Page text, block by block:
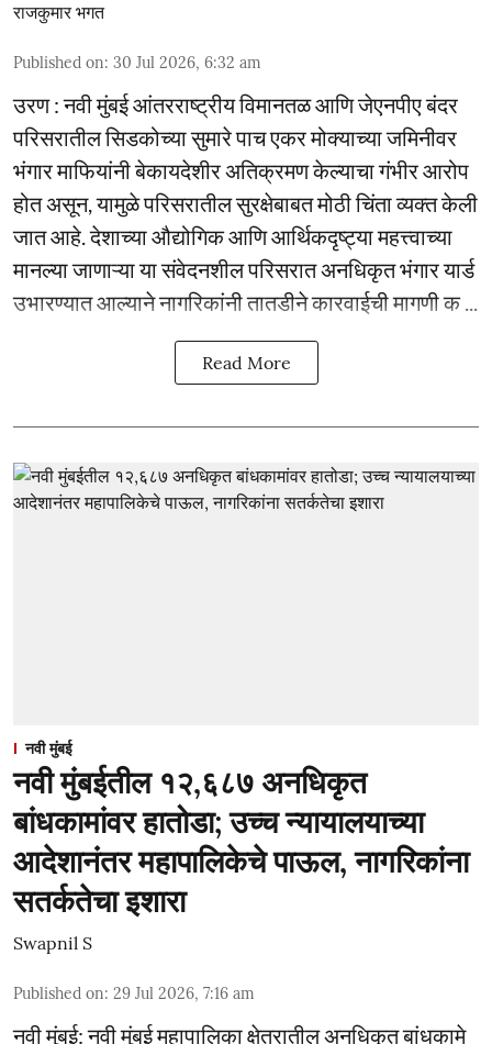
राजकुमार भगत
Published on: 30 Jul 2026, 6:32 am
उरण : नवी मुंबई आंतरराष्ट्रीय विमानतळ आणि जेएनपीए बंदर
परिसरातील सिडकोच्या सुमारे पाच एकर मोक्याच्या जमिनीवर
भंगार माफियांनी बेकायदेशीर अतिक्रमण केल्याचा गंभीर आरोप
होत असून, यामुळे परिसरातील सुरक्षेबाबत मोठी चिंता व्यक्त केली
जात आहे. देशाच्या औद्योगिक आणि आर्थिकदृष्ट्या महत्त्वाच्या
मानल्या जाणाऱ्या या संवेदनशील परिसरात अनधिकृत भंगार यार्ड
उभारण्यात आल्याने नागरिकांनी तातडीने कारवाईची मागणी क ...
Read More
नवी मुंबई
नवी मुंबईतील १२,६८७ अनधिकृत
बांधकामांवर हातोडा; उच्च न्यायालयाच्या
आदेशानंतर महापालिकेचे पाऊल, नागरिकांना
सतर्कतेचा इशारा
Swapnil S
Published on: 29 Jul 2026, 7:16 am
नवी मुंबई: नवी मुंबई महापालिका क्षेत्रातील अनधिकृत बांधकामे